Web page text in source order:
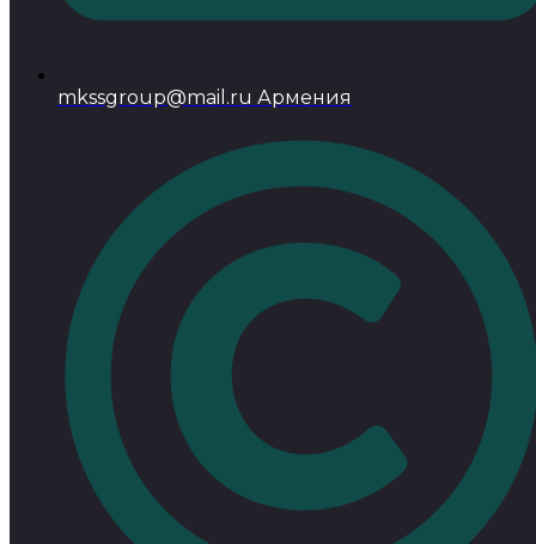
mkssgroup@mail.ru Армения